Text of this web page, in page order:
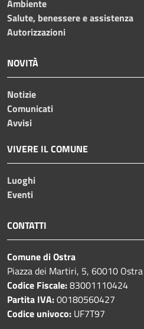
Ambiente
Salute, benessere e assistenza
Autorizzazioni
NOVITÀ
Notizie
Comunicati
Avvisi
VIVERE IL COMUNE
Luoghi
Eventi
CONTATTI
Comune di Ostra
Piazza dei Martiri, 5, 60010
Codice Fiscale:83001110424
Partita IVA:00180560427
Codice univoco: UF7T97